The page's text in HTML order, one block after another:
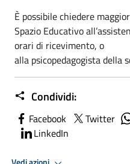
È possibile chiedere
Spazio Educativo
orari di ricevimento, o
alla psicopedagogista della
Condividi:
Facebook Twitter
LinkedIn